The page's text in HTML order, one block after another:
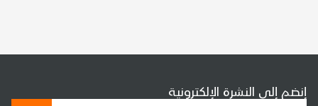
إنضم إلى النشرة الإلكترونية